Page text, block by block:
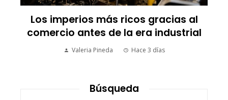
Los imperios más ricos gracias al
comercio antes de la era industrial
Valeria Pineda Hace 3 días
Búsqueda